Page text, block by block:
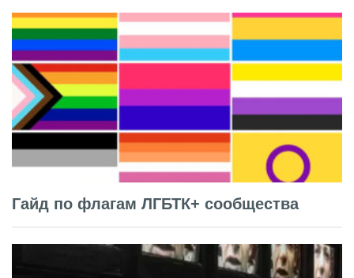
Гайд по флагам ЛГБТК+ сообщества